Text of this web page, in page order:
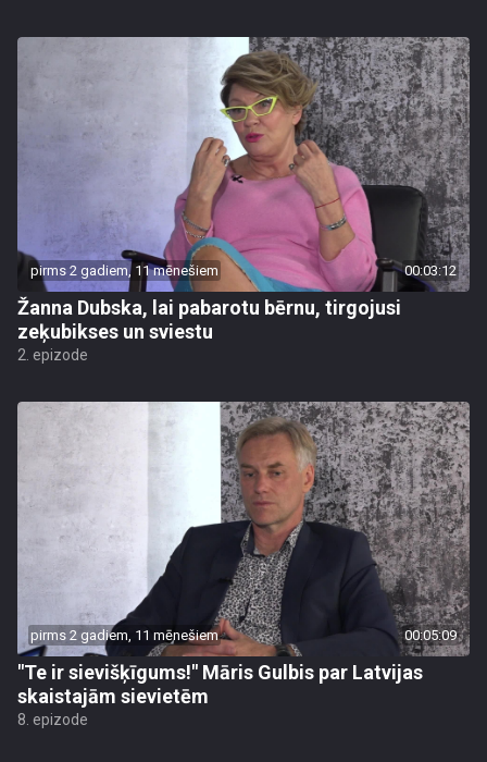
pirms 2 gadiem, 11 mēnešiem 00:03:12
Žanna Dubska, lai pabarotu bērnu, tirgojusi
zeķubikses un sviestu
2. epizode
pirms 2 gadiem, 11 mēnešiem 00:05:09
"Te ir sievišķīgums!" Māris Gulbis par Latvijas
skaistajām sievietēm
8. epizode